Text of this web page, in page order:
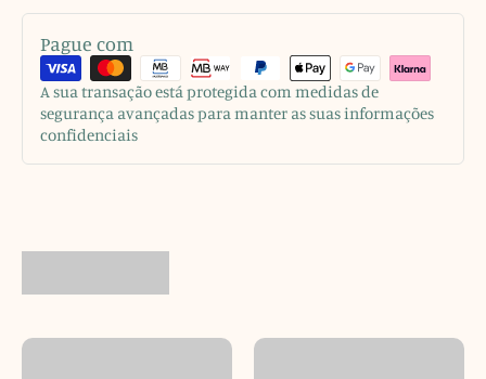
Pague com
A sua transação está protegida com medidas de
segurança avançadas para manter as suas informações
confidenciais